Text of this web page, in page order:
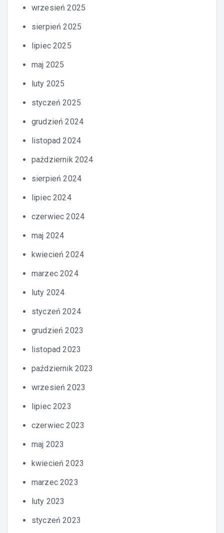
wrzesień 2025
sierpień 2025
lipiec 2025
maj 2025
luty 2025
styczeń 2025
grudzień 2024
listopad 2024
październik 2024
sierpień 2024
lipiec 2024
czerwiec 2024
maj 2024
kwiecień 2024
marzec 2024
luty 2024
styczeń 2024
grudzień 2023
listopad 2023
październik 2023
wrzesień 2023
lipiec 2023
czerwiec 2023
maj 2023
kwiecień 2023
marzec 2023
luty 2023
styczeń 2023